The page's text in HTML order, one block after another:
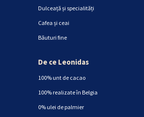
Dulceață și specialități
Cafea și ceai
Băuturi fine
De ce Leonidas
100% unt de cacao
100% realizate în Belgia
0% ulei de palmier